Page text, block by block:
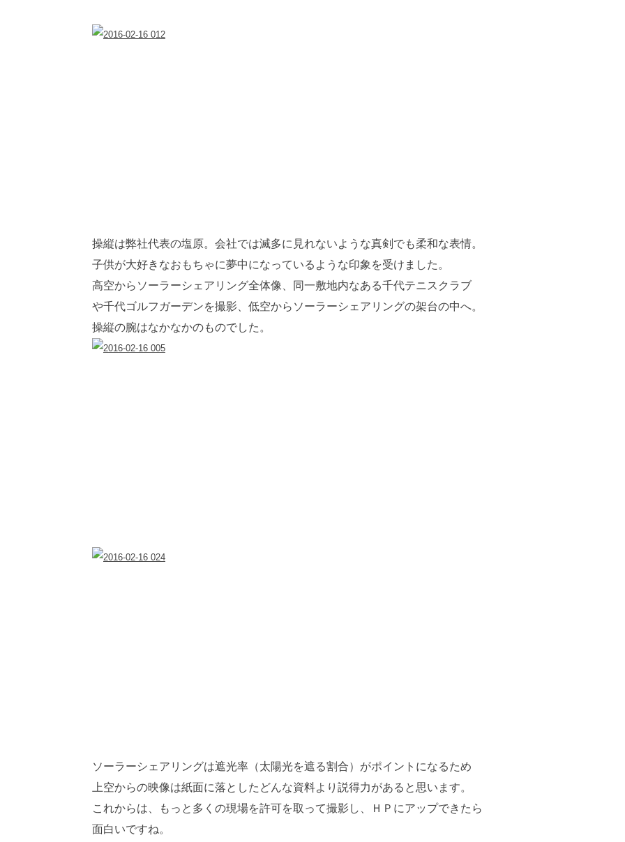
操縦は弊社代表の塩原。会社では滅多に見れないような真剣でも柔和な表情。
子供が大好きなおもちゃに夢中になっているような印象を受けました。
高空からソーラーシェアリング全体像、同一敷地内なある千代テニスクラブ
や千代ゴルフガーデンを撮影、低空からソーラーシェアリングの架台の中へ。
操縦の腕はなかなかのものでした。
ソーラーシェアリングは遮光率（太陽光を遮る割合）がポイントになるため
上空からの映像は紙面に落としたどんな資料より説得力があると思います。
これからは、もっと多くの現場を許可を取って撮影し、ＨＰにアップできたら
面白いですね。